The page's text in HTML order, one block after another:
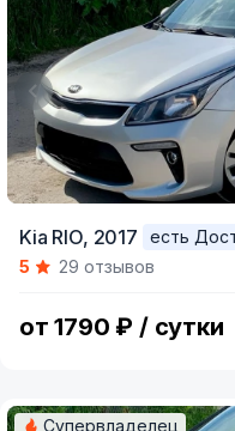
of
Kia RIO, 2017
есть
5
29 отзывов
от 1790 ₽ / сутки
Супервладелец